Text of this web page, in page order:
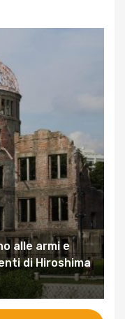
alle armi e
di Hiroshima